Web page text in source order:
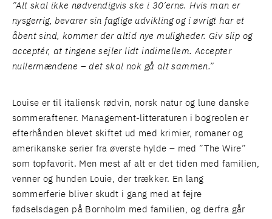
”Alt skal ikke nødvendigvis ske i 30’erne. Hvis man er
nysgerrig, bevarer sin faglige udvikling og i øvrigt har et
åbent sind, kommer der altid nye muligheder. Giv slip og
acceptér, at tingene sejler lidt indimellem. Accepter
nullermændene – det skal nok gå alt sammen.”
Louise er til italiensk rødvin, norsk natur og lune danske
sommeraftener. Management-litteraturen i bogreolen er
efterhånden blevet skiftet ud med krimier, romaner og
amerikanske serier fra øverste hylde – med ”The Wire”
som topfavorit. Men mest af alt er det tiden med familien,
venner og hunden Louie, der trækker. En lang
sommerferie bliver skudt i gang med at fejre
fødselsdagen på Bornholm med familien, og derfra går